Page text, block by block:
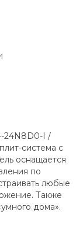
24N8D0-I /
система с
оснащается
по
любые
Также
дома».